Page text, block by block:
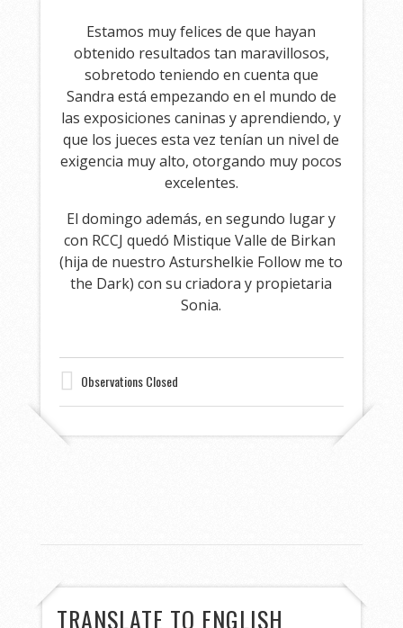
Estamos muy felices de que hayan
obtenido resultados tan maravillosos,
sobretodo teniendo en cuenta que
Sandra está empezando en el mundo de
las exposiciones caninas y aprendiendo, y
que los jueces esta vez tenían un nivel de
exigencia muy alto, otorgando muy pocos
excelentes.
El domingo además, en segundo lugar y
con RCCJ quedó Mistique Valle de Birkan
(hija de nuestro Asturshelkie Follow me to
the Dark) con su criadora y propietaria
Sonia.
Observations Closed
TRANSLATE TO ENGLISH